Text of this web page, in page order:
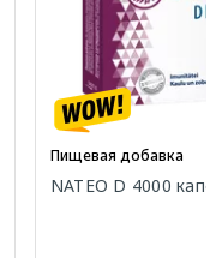
Пищевая добавка
NATEO D 4000